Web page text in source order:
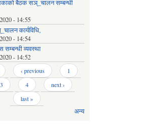
बैठक सञ्_चालन सम्बन्धी
- 14:55
कार्यविधि,
- 14:54
सम्बन्धी व्यवस्था
- 14:52
‹ previous 1
3 4
next ›
last »
अन्य